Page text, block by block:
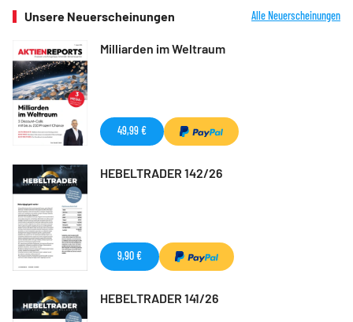
Unsere Neuerscheinungen Alle Neuerscheinungen
Milliarden im Weltraum
49,99 €
HEBELTRADER 142/26
9,90 €
HEBELTRADER 141/26